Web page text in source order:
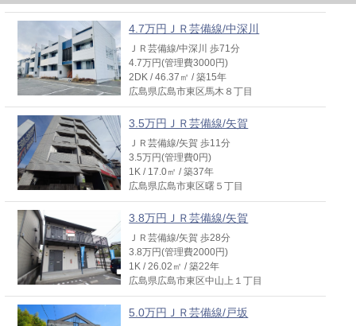
4.7万円ＪＲ芸備線/中深川
ＪＲ芸備線/中深川 歩71分
4.7万円(管理費3000円)
2DK / 46.37㎡ / 築15年
広島県広島市東区馬木８丁目
3.5万円ＪＲ芸備線/矢賀
ＪＲ芸備線/矢賀 歩11分
3.5万円(管理費0円)
1K / 17.0㎡ / 築37年
広島県広島市東区曙５丁目
3.8万円ＪＲ芸備線/矢賀
ＪＲ芸備線/矢賀 歩28分
3.8万円(管理費2000円)
1K / 26.02㎡ / 築22年
広島県広島市東区中山上１丁目
5.0万円ＪＲ芸備線/戸坂